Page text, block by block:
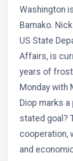
Washington
Bamako.
US State
Affairs, is
years of
Monday with
Diop marks
stated goal?
cooperation,
and